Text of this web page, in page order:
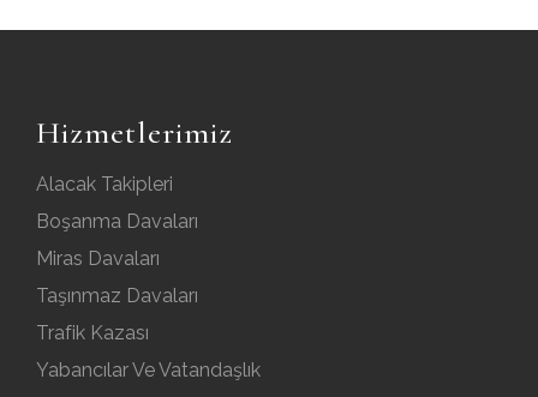
Hizmetlerimiz
Alacak Takipleri
Boşanma Davaları
Miras Davaları
Taşınmaz Davaları
Trafik Kazası
Yabancılar Ve Vatandaşlık